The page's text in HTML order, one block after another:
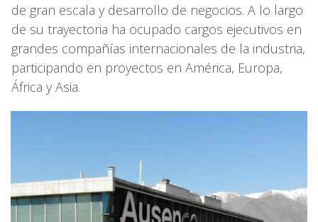
de gran escala y desarrollo de negocios. A lo largo
de su trayectoria ha ocupado cargos ejecutivos en
grandes compañías internacionales de la industria,
participando en proyectos en América, Europa,
África y Asia.